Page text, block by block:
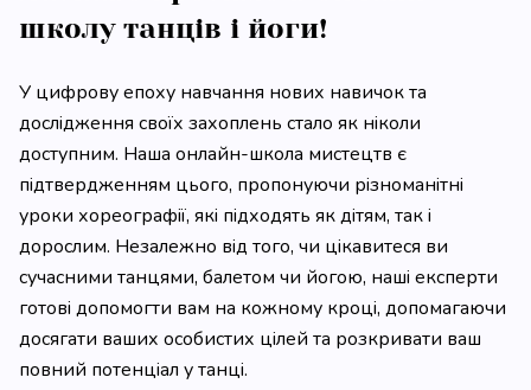
школу танців і йоги!
У цифрову епоху навчання нових навичок та
дослідження своїх захоплень стало як ніколи
доступним. Наша онлайн-школа мистецтв є
підтвердженням цього, пропонуючи різноманітні
уроки хореографії, які підходять як дітям, так і
дорослим. Незалежно від того, чи цікавитеся ви
сучасними танцями, балетом чи йогою, наші експерти
готові допомогти вам на кожному кроці, допомагаючи
досягати ваших особистих цілей та розкривати ваш
повний потенціал у танці.